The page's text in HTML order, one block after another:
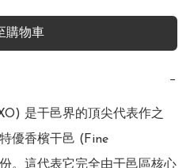
購物車
−
是干邑界的頂尖代表作之
優香檳干邑 (Fine
。這代表它完全由干邑區核心